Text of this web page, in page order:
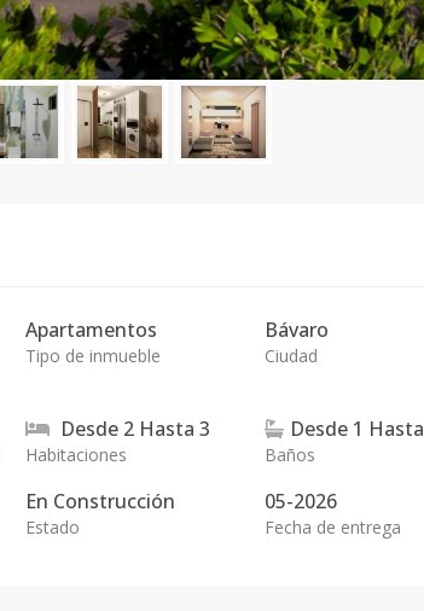
Apartamentos
Tipo de inmueble
Bávaro
Ciudad
Desde 2 Hasta 3
Habitaciones
Desde 1 Hasta
Baños
En Construcción
Estado
05-2026
Fecha de entrega